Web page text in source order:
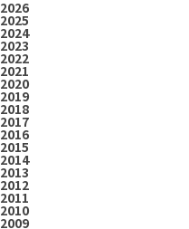
2026
2025
2024
2023
2022
2021
2020
2019
2018
2017
2016
2015
2014
2013
2012
2011
2010
2009